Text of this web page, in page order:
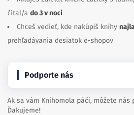
čítal/a do 3 v noci
Chceš vedieť, kde nakúpiš knihy
prehľadávania desiatok e-shopov
Podporte nás
Ak sa vám Knihomola páči, môžete nás
Ďakujeme!